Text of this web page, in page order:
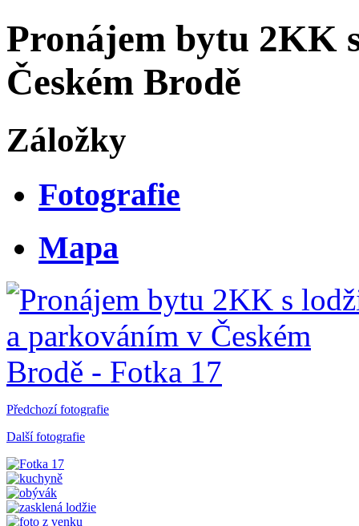
Pronájem bytu 2KK
Českém Brodě
Záložky
Fotografie
Mapa
Předchozí fotografie
Další fotografie